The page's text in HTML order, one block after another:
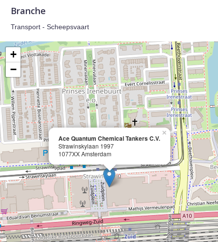
Branche
Transport - Scheepsvaart
Ace Quantum Chemical Tankers C.V.
Strawinskylaan 1997
1077XX Amsterdam
×
+
−